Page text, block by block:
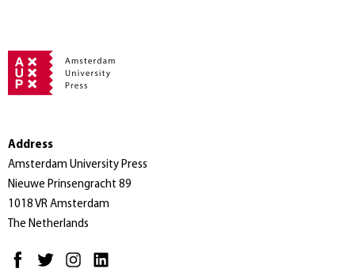
Address
Amsterdam University Press
Nieuwe Prinsengracht 89
1018 VR Amsterdam
The Netherlands